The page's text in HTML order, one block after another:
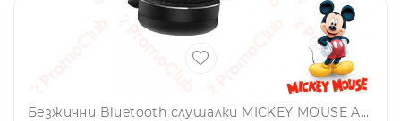
Безжични Bluetooth слушалки MICKЕY МОUSE AH-806L за деца, aнимационни, сгъваеми и регулируеми, вграден микрофон